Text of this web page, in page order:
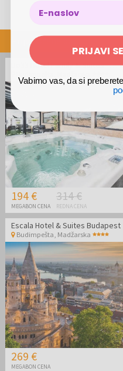
Priporočene ponudbe
Bo33 Hotel Family & Suites - Wellness oddih v Budimpešti
194 €
MEGABON CENA
314 €
REDNA CENA
Escala Hotel & Suites Budapest
Budimpešta Madžarska
269 €
MEGABON CENA
PRIJAVI
Vabimo vas, da si